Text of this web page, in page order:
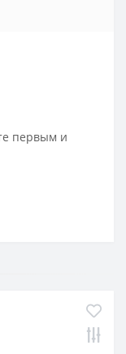
первым и